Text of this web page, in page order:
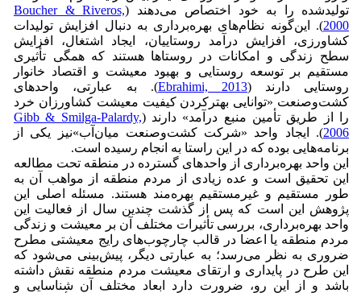
تولیدشده را به خود اختصاص می‌دهند (Boucher & Riveros,
2000). این‌گونه نظام‌های بهره‌برداری به دنبال افزایش تولیدات
کشاورزی، افزایش درآمد روستاییان، ایجاد اشتغال، افزایش
سطح زندگی و امکانات در روستاها هستند که همگی تأثیری
مستقیم بر توسعه روستایی و بهبود معیشت و اقتصاد خانوار
روستایی دارند (Ebrahimi, 2013). به عبارتی، واحدهای
کشت‌وصنعت‌ «توانایی بهترکردن کیفیت معیشت کشاورزان خرد
را از طریق تأمین منبع درآمد» دارند (Gibb & Smilga-Palardy,
2006). ایجاد واحد «شرکت کشت‌وصنعت میان‌آب»نیز یکی از
برنامه‌هایی بوده که در این راستا به انجام رسیده است.
این واحد بهره‌برداری از واحدهای گسترده در منطقه تحت مطالعه
این تحقیق است و عده زیادی از مردم منطقه از مواهب آن به
طور مستقیم و غیرمستقیم بهره‌مند هستند. مسئله اصلی این
پژوهش این است که پس از گذشت چندین سال از فعالیت این
واحد بهره‌برداری، بررسی تأثیرات مختلف آن بر معیشت و زندگی
مردم منطقه یا اعضا در قالب چارچوب‌های رایج معیشتی مطرح
ضروری به نظر می‌رسد؛ به عبارتی دیگر، پیش‌بینی می‌شود که
این طرح در پایداری و ارتقای معیشت مردم منطقه نقش داشته
باشد و از این رو، ضرورت دارد ابعاد مختلف آن شناسایی و